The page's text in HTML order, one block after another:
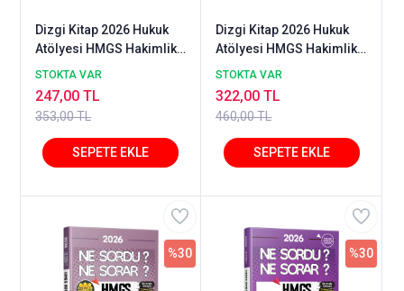
Dizgi Kitap 2026 Hukuk
Atölyesi HMGS Hakimlik
Ceza Hukuku Genel
Sorar Soru Bankası
Çözümlü - Murat Soylu
Dizgi Kitap
STOKTA VAR
353,00 TL
247,00 TL
Dizgi Kitap 2026 Hukuk
Atölyesi HMGS Hakimlik
Ceza Hukuku Özel
Muhakemesi Hukuku Ne
Sordu Ne Sorar Soru
Bankası Çözümlü - Murat
Soylu Dizgi Kitap
STOKTA VAR
460,00 TL
322,00 TL
%30 %30